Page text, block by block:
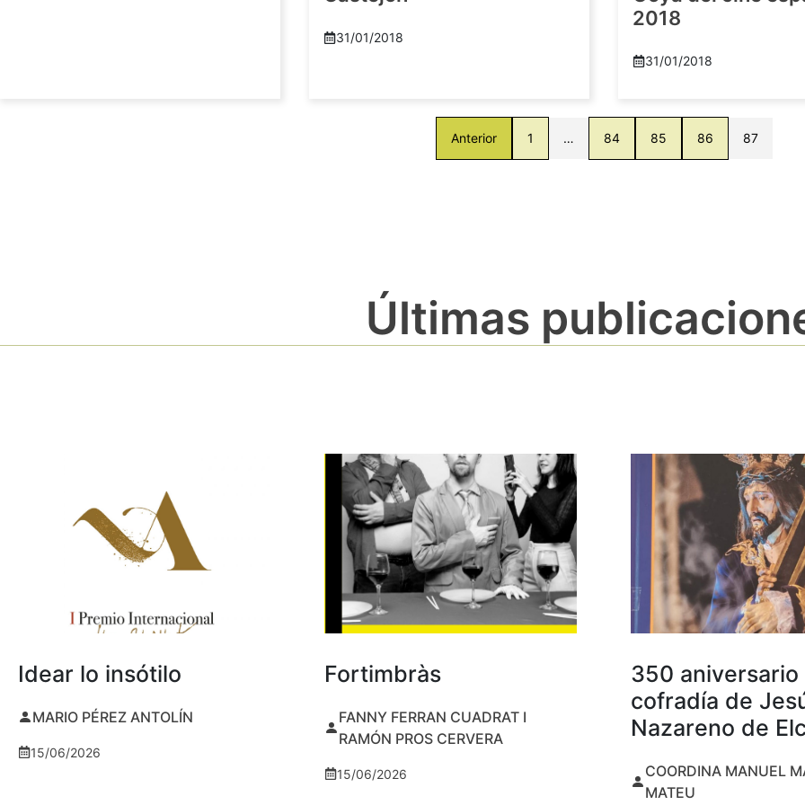
31/01/2018
2018
31/01/2018
Anterior 1 … 84 85 86 87
Últimas
Idear lo insótilo
MARIO PÉREZ ANTOLÍN
15/06/2026
Fortimbràs
FANNY FERRAN CUADRAT I
RAMÓN PROS CERVERA
15/06/2026
350 aniversario
cofradía de
Nazareno de
COORDINA MANUEL
MATEU